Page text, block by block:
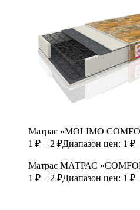
Матрас «MOLIMO
1 ₽ – 2 ₽Диапазон цен: 1 ₽
Матрас МАТРАС
1 ₽ – 2 ₽Диапазон цен: 1 ₽